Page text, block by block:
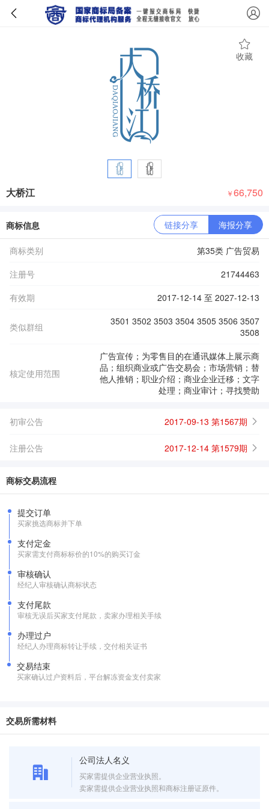
收藏
大桥江 ￥66,750
商标信息 链接分享 海报分享
商标类别
第35类 广告贸易
注册号
21744463
有效期
2017-12-14 至 2027-12-13
类似群组
3501 3502 3503 3504 3505 3506 3507
3508
核定使用范围
广告宣传；为零售目的在通讯媒体上展示商
品；组织商业或广告交易会；市场营销；替
他人推销；职业介绍；商业企业迁移；文字
处理；商业审计；寻找赞助
初审公告 2017-09-13 第1567期
注册公告 2017-12-14 第1579期
商标交易流程
提交订单
买家挑选商标并下单
支付定金
买家需支付商标标价的10%的购买订金
审核确认
经纪人审核确认商标状态
支付尾款
审核无误后买家支付尾款，卖家办理相关手续
办理过户
经纪人办理商标转让手续，交付相关证书
交易结束
买家确认过户资料后，平台解冻资金支付卖家
交易所需材料
公司法人名义
买家需提供企业营业执照。
卖家需提供企业营业执照和商标注册证原件。